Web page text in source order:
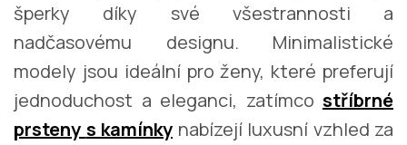
šperky díky své všestrannosti a
nadčasovému designu. Minimalistické
modely jsou ideální pro ženy, které preferují
jednoduchost a eleganci, zatímco stříbrné
prsteny s kamínky nabízejí luxusní vzhled za